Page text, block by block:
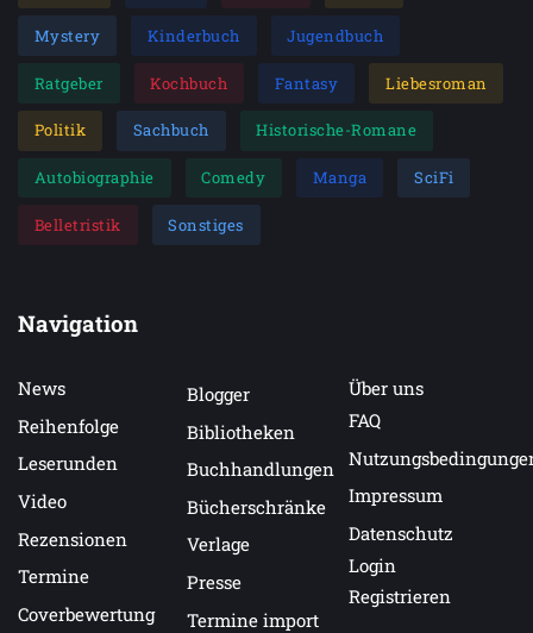
Mystery Kinderbuch Jugendbuch
Ratgeber Kochbuch Fantasy Liebesroman
Politik Sachbuch Historische-Romane
Autobiographie Comedy Manga SciFi
Belletristik Sonstiges
Navigation
News
Reihenfolge
Leserunden
Video
Rezensionen
Termine
Coverbewertung
Blogger
Bibliotheken
Buchhandlungen
Bücherschränke
Verlage
Presse
Termine import
Über uns
FAQ
Impressum
Datenschutz
Login
Registrieren